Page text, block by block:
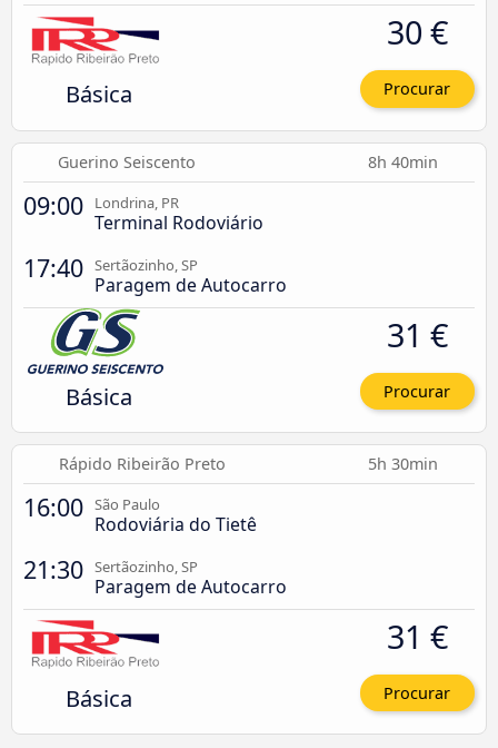
Básica
30 €
Procurar
Guerino Seiscento 8h 40min
09:00 Londrina, PR
Terminal Rodoviário
17:40 Sertãozinho, SP
Paragem de Autocarro
Básica
31 €
Procurar
Rápido Ribeirão Preto 5h 30min
16:00 São Paulo
Rodoviária do Tietê
21:30 Sertãozinho, SP
Paragem de Autocarro
Básica
31 €
Procurar